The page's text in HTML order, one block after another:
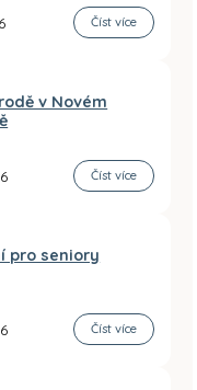
Číst více
v Novém
Číst více
pro seniory
Číst více